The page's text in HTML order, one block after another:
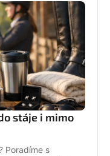
stáje i mimo
Poradíme s